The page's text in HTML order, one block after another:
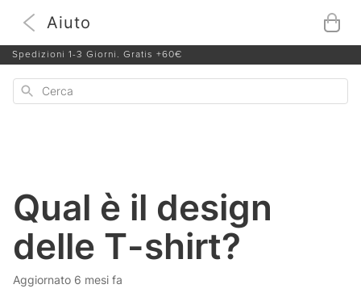
Spedizioni 1-3 Giorni. Gratis +60€
AiutoTutti gli articoli
Qual è il design delle T-shirt?
Cerca
Qual è il design
delle T-shirt?
Aggiornato 6 mesi fa